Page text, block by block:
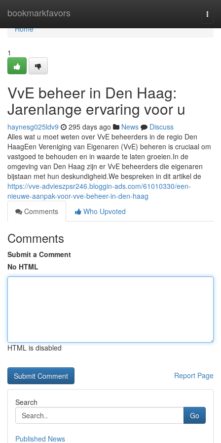
bookmarkfavors
Home
Home
1
VvE beheer in Den Haag:
Jarenlange ervaring voor u
haynesg025ldv9 295 days ago News
Discuss
Alles wat u moet weten over VvE beheerders in de regio Den
HaagEen Vereniging van Eigenaren (VvE) beheren is cruciaal om
vastgoed te behouden en in waarde te laten groeien.In de
omgeving van Den Haag zijn er VvE beheerders die eigenaren
bijstaan met hun deskundigheid.We bespreken in dit artikel de
https://vve-advieszpsr246.bloggin-ads.com/61010330/een-
nieuwe-aanpak-voor-vve-beheer-in-den-haag
Comments
Who Upvoted
Comments
Submit a Comment
No HTML
HTML is disabled
Report Page
Search
Go
Published News